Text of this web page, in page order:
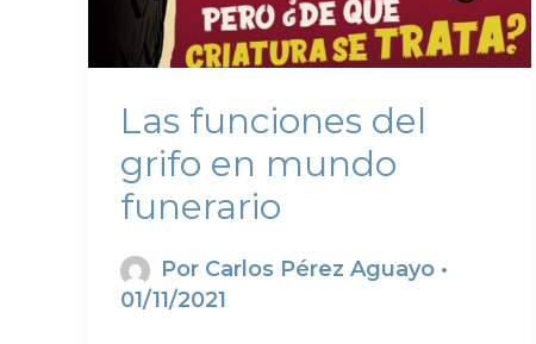
Las funciones del
grifo en mundo
funerario
Por Carlos Pérez Aguayo •
01/11/2021